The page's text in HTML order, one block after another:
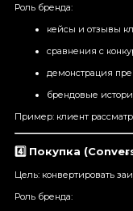
Роль бренда:
кейсы и отзывы
сравнения с
демонстрация
брендовые
Пример: клиент
4️⃣ Покупка
Цель: конвертировать
Роль бренда: